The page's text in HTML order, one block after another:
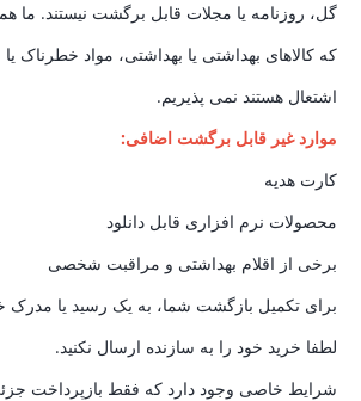
گل، روزنامه یا مجلات قابل برگشت نیستند. ما
که کالاهای بهداشتی یا بهداشتی، مواد خطرناک یا
اشتعال هستند نمی پذیریم.
موارد غیر قابل برگشت اضافی:
کارت هدیه
محصولات نرم افزاری قابل دانلود
برخی از اقلام بهداشتی و مراقبت شخصی
برای تکمیل بازگشت شما، به یک رسید یا مدرک
لطفا خرید خود را به سازنده ارسال نکنید.
شرایط خاصی وجود دارد که فقط بازپرداخت